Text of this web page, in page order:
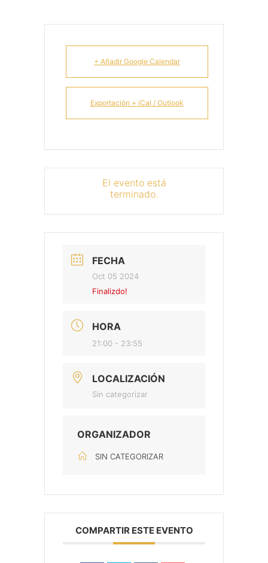
+ Añadir Google Calendar
Exportación + iCal / Outlook
El evento está
terminado.
FECHA
Oct 05 2024
Finalizdo!
HORA
21:00 - 23:55
LOCALIZACIÓN
Sin categorizar
ORGANIZADOR
SIN CATEGORIZAR
COMPARTIR ESTE EVENTO